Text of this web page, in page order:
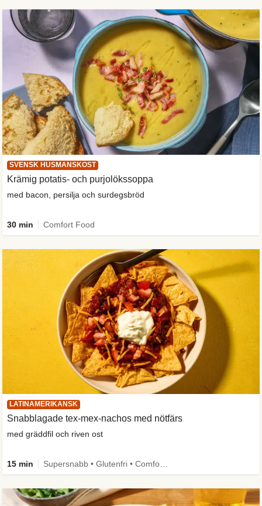
SVENSK HUSMANSKOST
Krämig potatis- och purjolökssoppa
med bacon, persilja och surdegsbröd
30 min Comfort Food
LATINAMERIKANSK
Snabblagade tex-mex-nachos med nötfärs
med gräddfil och riven ost
15 min